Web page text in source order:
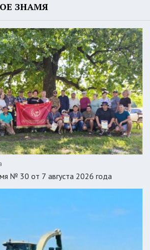
ЗНАМЯ
№ 30 от 7 августа 2026 года